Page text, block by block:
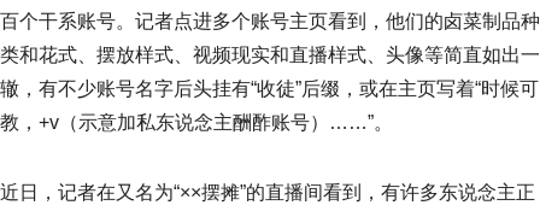
百个干系账号。记者点进多个账号主页看到，他们的卤菜制品种
类和花式、摆放样式、视频现实和直播样式、头像等简直如出一
辙，有不少账号名字后头挂有“收徒”后缀，或在主页写着“时候可
教，+v（示意加私东说念主酬酢账号）……”。
近日，记者在又名为“××摆摊”的直播间看到，有许多东说念主正